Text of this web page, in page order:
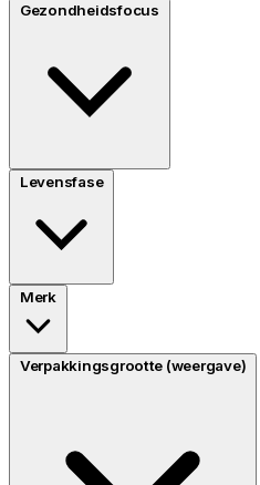
Gezondheidsfocus
Levensfase
Merk
Verpakkingsgrootte (weergave)